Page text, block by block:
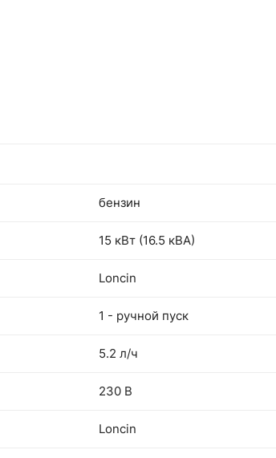
бензин
15 кВт (16.5 кВА)
Loncin
1 - ручной пуск
5.2 л/ч
230 В
Loncin